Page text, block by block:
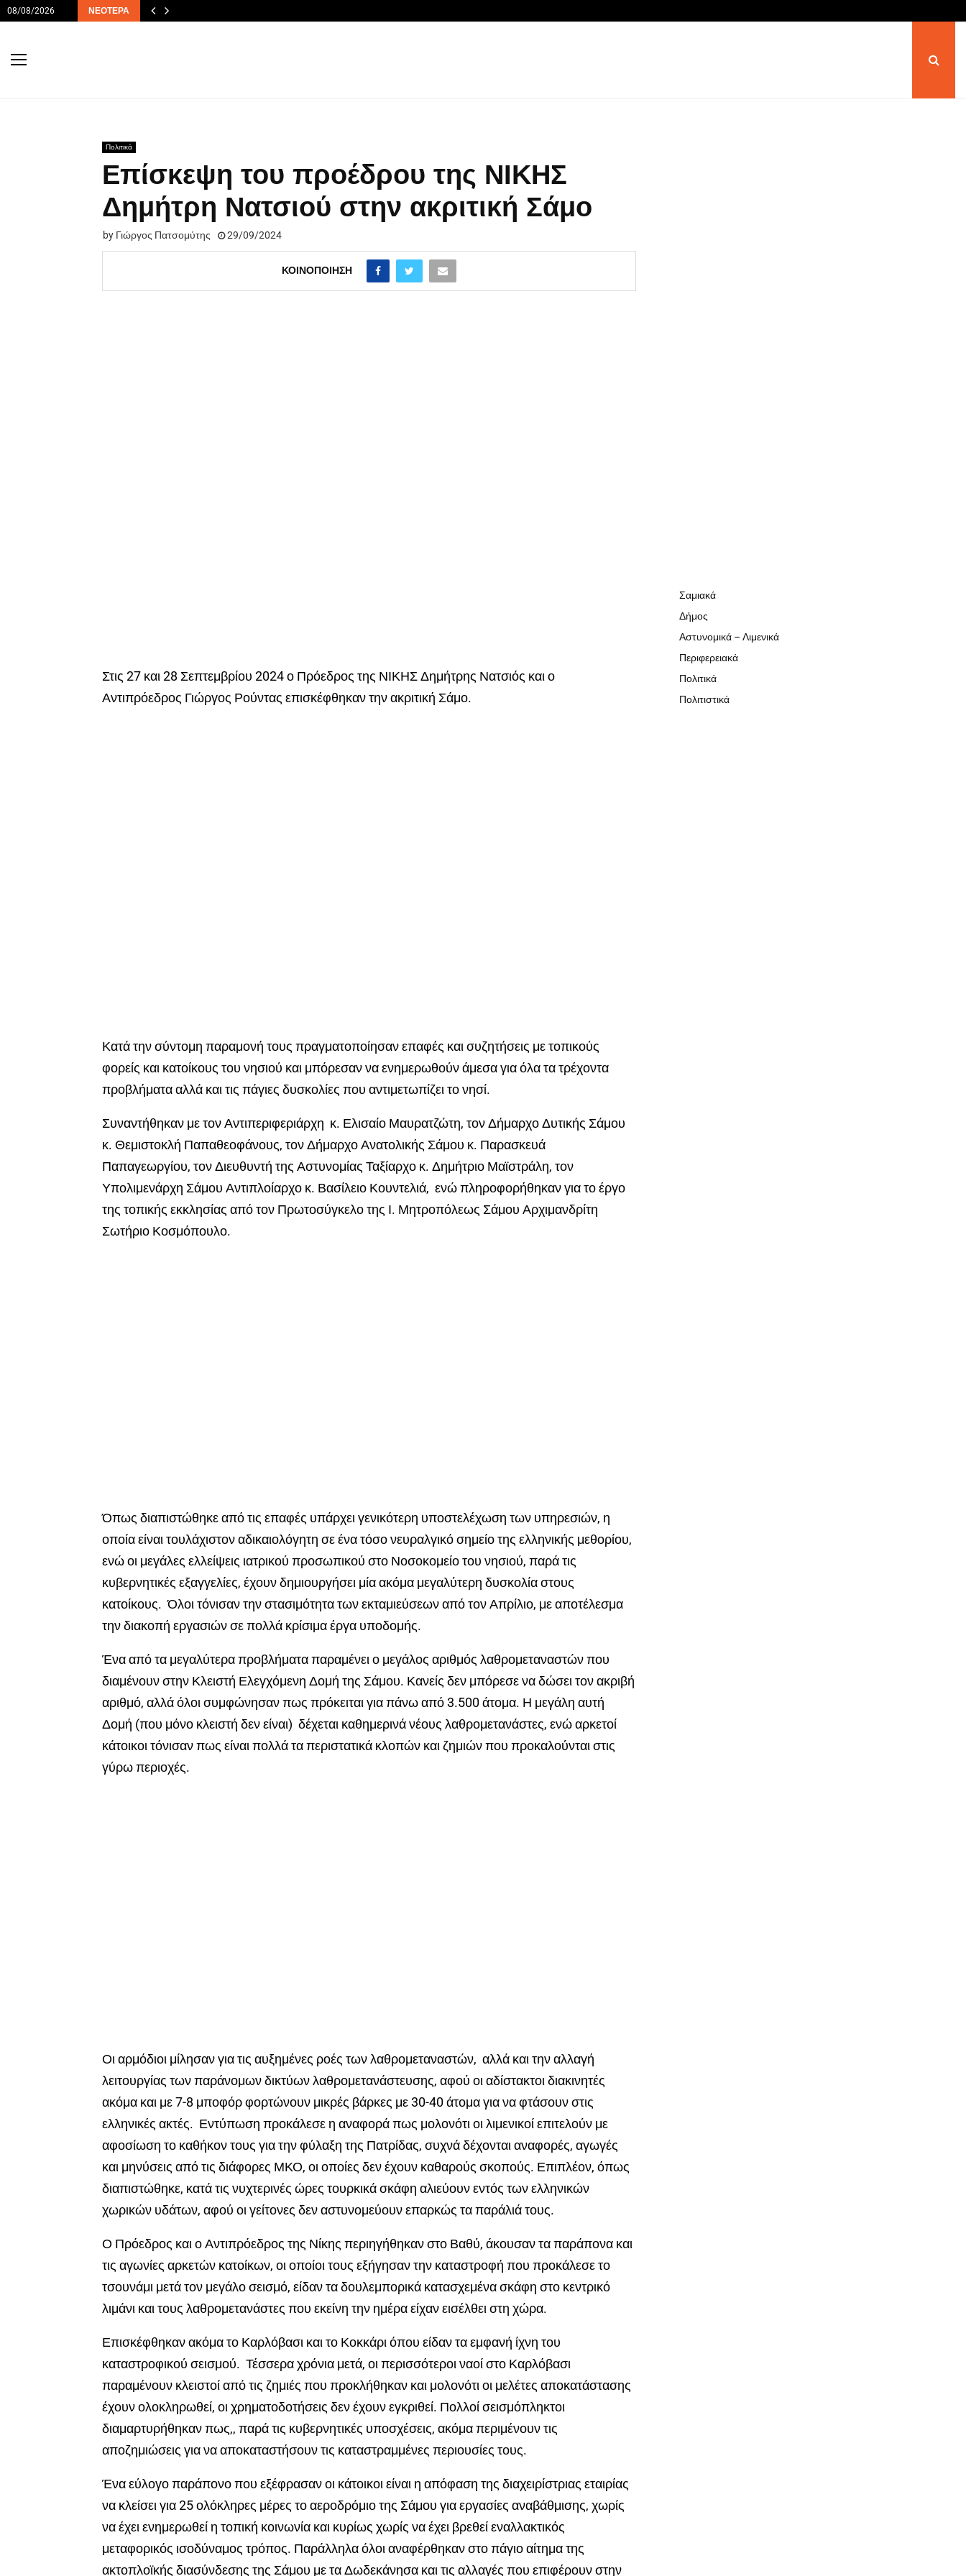
08/08/2026 ΝΕΌΤΕΡΑ
Πολιτικά
Επίσκεψη του προέδρου της ΝΙΚΗΣ
Δημήτρη Νατσιού στην ακριτική Σάμο
by Γιώργος Πατσομύτης 29/09/2024
ΚΟΙΝΟΠΟΊΗΣΗ
Στις 27 και 28 Σεπτεμβρίου 2024 ο Πρόεδρος της ΝΙΚΗΣ Δημήτρης Νατσιός και ο
Αντιπρόεδρος Γιώργος Ρούντας επισκέφθηκαν την ακριτική Σάμο.
Κατά την σύντομη παραμονή τους πραγματοποίησαν επαφές και συζητήσεις με τοπικούς
φορείς και κατοίκους του νησιού και μπόρεσαν να ενημερωθούν άμεσα για όλα τα τρέχοντα
προβλήματα αλλά και τις πάγιες δυσκολίες που αντιμετωπίζει το νησί.
Συναντήθηκαν με τον Αντιπεριφεριάρχη κ. Ελισαίο Μαυρατζώτη, τον Δήμαρχο Δυτικής Σάμου
κ. Θεμιστοκλή Παπαθεοφάνους, τον Δήμαρχο Ανατολικής Σάμου κ. Παρασκευά
Παπαγεωργίου, τον Διευθυντή της Αστυνομίας Ταξίαρχο κ. Δημήτριο Μαϊστράλη, τον
Υπολιμενάρχη Σάμου Αντιπλοίαρχο κ. Βασίλειο Κουντελιά, ενώ πληροφορήθηκαν για το έργο
της τοπικής εκκλησίας από τον Πρωτοσύγκελο της Ι. Μητροπόλεως Σάμου Αρχιμανδρίτη
Σωτήριο Κοσμόπουλο.
Όπως διαπιστώθηκε από τις επαφές υπάρχει γενικότερη υποστελέχωση των υπηρεσιών, η
οποία είναι τουλάχιστον αδικαιολόγητη σε ένα τόσο νευραλγικό σημείο της ελληνικής μεθορίου,
ενώ οι μεγάλες ελλείψεις ιατρικού προσωπικού στο Νοσοκομείο του νησιού, παρά τις
κυβερνητικές εξαγγελίες, έχουν δημιουργήσει μία ακόμα μεγαλύτερη δυσκολία στους
κατοίκους. Όλοι τόνισαν την στασιμότητα των εκταμιεύσεων από τον Απρίλιο, με αποτέλεσμα
την διακοπή εργασιών σε πολλά κρίσιμα έργα υποδομής.
Ένα από τα μεγαλύτερα προβλήματα παραμένει ο μεγάλος αριθμός λαθρομεταναστών που
διαμένουν στην Κλειστή Ελεγχόμενη Δομή της Σάμου. Κανείς δεν μπόρεσε να δώσει τον ακριβή
αριθμό, αλλά όλοι συμφώνησαν πως πρόκειται για πάνω από 3.500 άτομα. Η μεγάλη αυτή
Δομή (που μόνο κλειστή δεν είναι) δέχεται καθημερινά νέους λαθρομετανάστες, ενώ αρκετοί
κάτοικοι τόνισαν πως είναι πολλά τα περιστατικά κλοπών και ζημιών που προκαλούνται στις
γύρω περιοχές.
Οι αρμόδιοι μίλησαν για τις αυξημένες ροές των λαθρομεταναστών, αλλά και την αλλαγή
λειτουργίας των παράνομων δικτύων λαθρομετανάστευσης, αφού οι αδίστακτοι διακινητές
ακόμα και με 7-8 μποφόρ φορτώνουν μικρές βάρκες με 30-40 άτομα για να φτάσουν στις
ελληνικές ακτές. Εντύπωση προκάλεσε η αναφορά πως μολονότι οι λιμενικοί επιτελούν με
αφοσίωση το καθήκον τους για την φύλαξη της Πατρίδας, συχνά δέχονται αναφορές, αγωγές
και μηνύσεις από τις διάφορες ΜΚΟ, οι οποίες δεν έχουν καθαρούς σκοπούς. Επιπλέον, όπως
διαπιστώθηκε, κατά τις νυχτερινές ώρες τουρκικά σκάφη αλιεύουν εντός των ελληνικών
χωρικών υδάτων, αφού οι γείτονες δεν αστυνομεύουν επαρκώς τα παράλιά τους.
Ο Πρόεδρος και ο Αντιπρόεδρος της Νίκης περιηγήθηκαν στο Βαθύ, άκουσαν τα παράπονα και
τις αγωνίες αρκετών κατοίκων, οι οποίοι τους εξήγησαν την καταστροφή που προκάλεσε το
τσουνάμι μετά τον μεγάλο σεισμό, είδαν τα δουλεμπορικά κατασχεμένα σκάφη στο κεντρικό
λιμάνι και τους λαθρομετανάστες που εκείνη την ημέρα είχαν εισέλθει στη χώρα.
Επισκέφθηκαν ακόμα το Καρλόβασι και το Κοκκάρι όπου είδαν τα εμφανή ίχνη του
καταστροφικού σεισμού. Τέσσερα χρόνια μετά, οι περισσότεροι ναοί στο Καρλόβασι
παραμένουν κλειστοί από τις ζημιές που προκλήθηκαν και μολονότι οι μελέτες αποκατάστασης
έχουν ολοκληρωθεί, οι χρηματοδοτήσεις δεν έχουν εγκριθεί. Πολλοί σεισμόπληκτοι
διαμαρτυρήθηκαν πως,, παρά τις κυβερνητικές υποσχέσεις, ακόμα περιμένουν τις
αποζημιώσεις για να αποκαταστήσουν τις καταστραμμένες περιουσίες τους.
Ένα εύλογο παράπονο που εξέφρασαν οι κάτοικοι είναι η απόφαση της διαχειρίστριας εταιρίας
να κλείσει για 25 ολόκληρες μέρες το αεροδρόμιο της Σάμου για εργασίες αναβάθμισης, χωρίς
να έχει ενημερωθεί η τοπική κοινωνία και κυρίως χωρίς να έχει βρεθεί εναλλακτικός
μεταφορικός ισοδύναμος τρόπος. Παράλληλα όλοι αναφέρθηκαν στο πάγιο αίτημα της
ακτοπλοϊκής διασύνδεσης της Σάμου με τα Δωδεκάνησα και τις αλλαγές που επιφέρουν στην
Σαμιακά
Δήμος
Αστυνομικά – Λιμενικά
Περιφερειακά
Πολιτικά
Πολιτιστικά